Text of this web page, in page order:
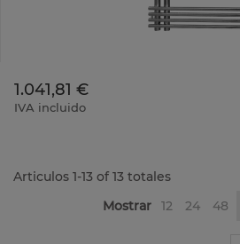
1.041,81 €
IVA incluido
Articulos 1-13 of 13 totales
12
24 48
Mostrar